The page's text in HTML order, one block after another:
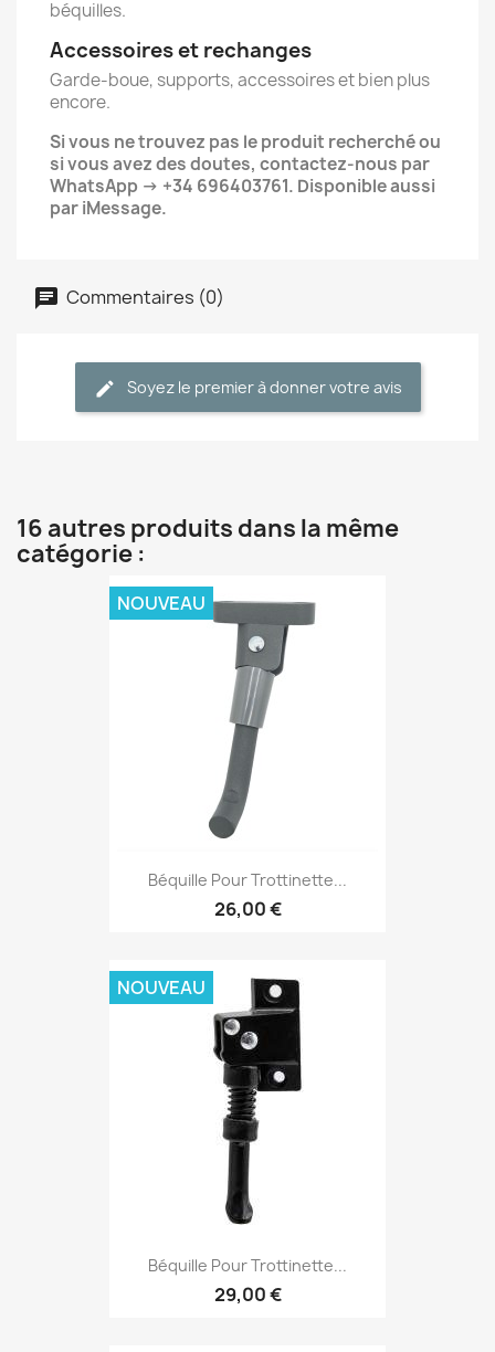
béquilles.
Accessoires et rechanges
Garde-boue, supports, accessoires et bien plus
encore.
Si vous ne trouvez pas le produit recherché ou
si vous avez des doutes, contactez-nous par
WhatsApp -> +34 696403761. Disponible aussi
par iMessage.
Commentaires (0)
Soyez le premier à donner votre avis
16 autres produits dans la même
catégorie :
Béquille Pour Trottinette...
26,00 €
NOUVEAU
Béquille Pour Trottinette...
29,00 €
NOUVEAU